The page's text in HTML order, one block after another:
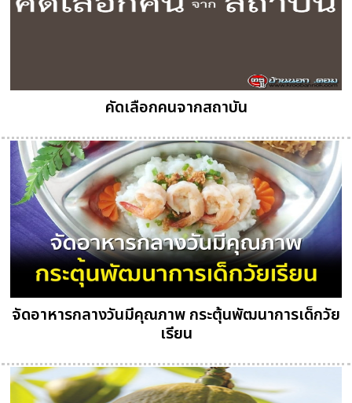
คัดเลือกคนจากสถาบัน
จัดอาหารกลางวันมีคุณภาพ กระตุ้นพัฒนาการเด็กวัย
เรียน